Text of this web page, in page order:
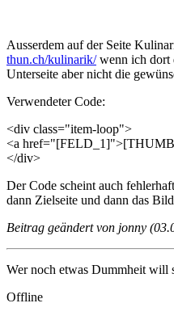
Ausserdem auf der Seite
thun.ch/kulinarik/wenn ich dort
Unterseite aber nicht die
Verwendeter Code:
<div class="item-loop">
<a
</div>
Der Code scheint auch
dann Zielseite und dann das
Beitrag geändert von jonny
Wer noch etwas Dummheit will
Offline